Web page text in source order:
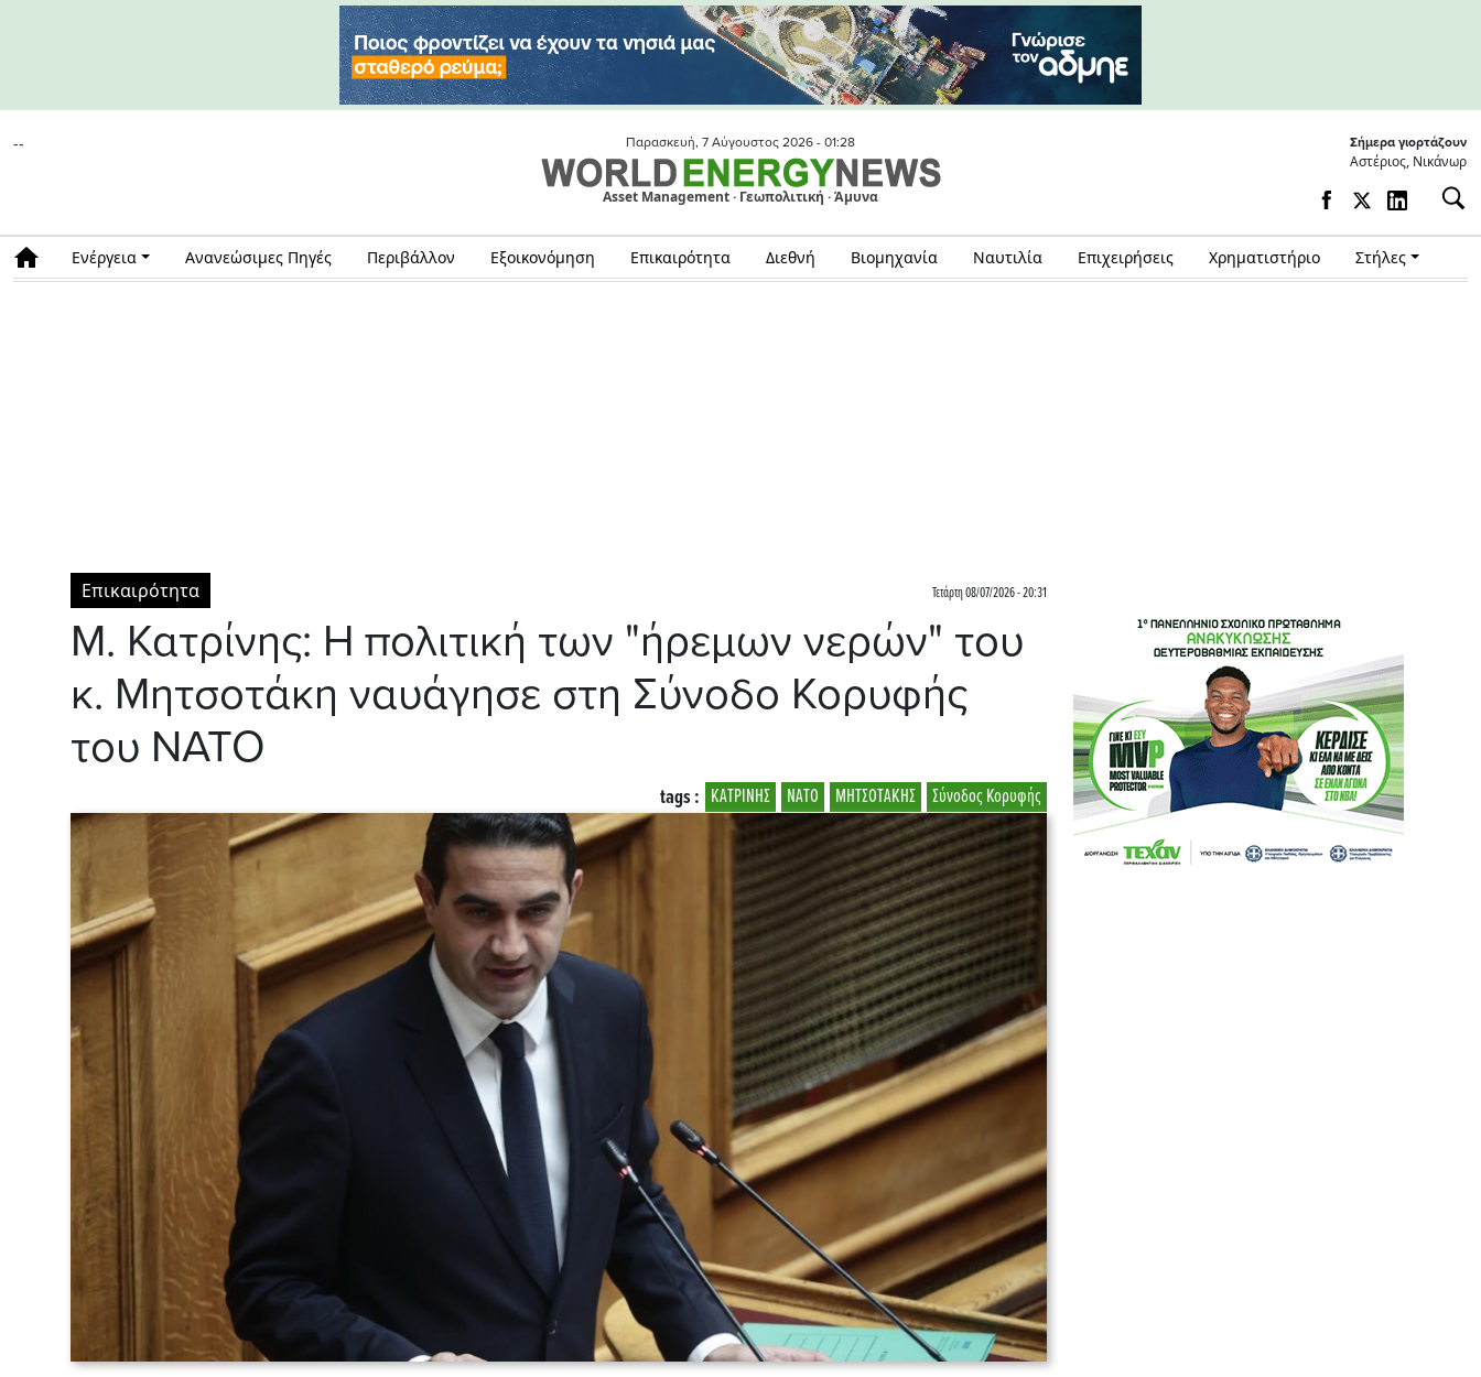
-- Παρασκευή, 7 Αύγουστος 2026 - 01:28
Asset Management · Γεωπολιτική · Άμυνα
Σήμερα γιορτάζουν
Αστέριος, Νικάνωρ
Ενέργεια Ανανεώσιμες Πηγές Περιβάλλον Εξοικονόμηση Επικαιρότητα Διεθνή Βιομηχανία Ναυτιλία Επιχειρήσεις Χρηματιστήριο Στήλες
Επικαιρότητα Τετάρτη 08/07/2026 - 20:31
Μ. Κατρίνης: Η πολιτική των "ήρεμων νερών" του
κ. Μητσοτάκη ναυάγησε στη Σύνοδο Κορυφής
του ΝΑΤΟ
Σύνοδος Κορυφής
ΜΗΤΣΟΤΑΚΗΣ
NATO
ΚΑΤΡΙΝΗΣ
tags :